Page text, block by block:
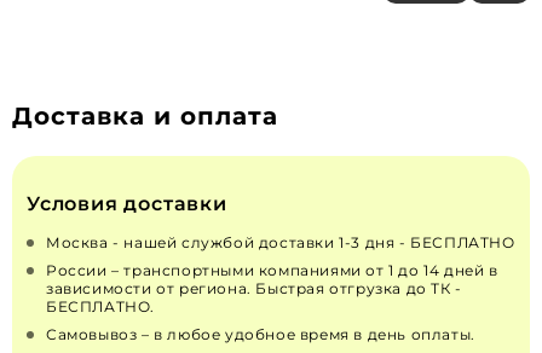
Доставка и оплата
Условия доставки
Москва - нашей службой доставки 1-3 дня - БЕСПЛАТНО
России – транспортными компаниями от 1 до 14 дней в
зависимости от региона. Быстрая отгрузка до ТК -
БЕСПЛАТНО.
Самовывоз – в любое удобное время в день оплаты.